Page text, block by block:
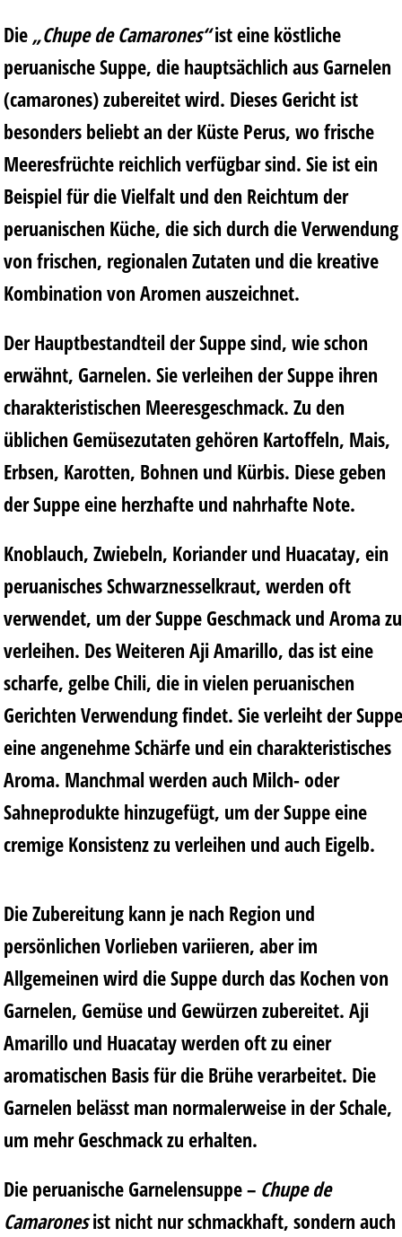
Die „Chupe de Camarones“ist eine köstliche
peruanische Suppe, die hauptsächlich aus Garnelen
(camarones) zubereitet wird. Dieses Gericht ist
besonders beliebt an der Küste Perus, wo frische
Meeresfrüchte reichlich verfügbar sind. Sie ist ein
Beispiel für die Vielfalt und den Reichtum der
peruanischen Küche, die sich durch die Verwendung
von frischen, regionalen Zutaten und die kreative
Kombination von Aromen auszeichnet.
Der Hauptbestandteil der Suppe sind, wie schon
erwähnt, Garnelen. Sie verleihen der Suppe ihren
charakteristischen Meeresgeschmack. Zu den
üblichen Gemüsezutaten gehören Kartoffeln, Mais,
Erbsen, Karotten, Bohnen und Kürbis. Diese geben
der Suppe eine herzhafte und nahrhafte Note.
Knoblauch, Zwiebeln, Koriander und Huacatay, ein
peruanisches Schwarznesselkraut, werden oft
verwendet, um der Suppe Geschmack und Aroma zu
verleihen. Des Weiteren Aji Amarillo, das ist eine
scharfe, gelbe Chili, die in vielen peruanischen
Gerichten Verwendung findet. Sie verleiht der Suppe
eine angenehme Schärfe und ein charakteristisches
Aroma. Manchmal werden auch Milch- oder
Sahneprodukte hinzugefügt, um der Suppe eine
cremige Konsistenz zu verleihen und auch Eigelb.
Die Zubereitung kann je nach Region und
persönlichen Vorlieben variieren, aber im
Allgemeinen wird die Suppe durch das Kochen von
Garnelen, Gemüse und Gewürzen zubereitet. Aji
Amarillo und Huacatay werden oft zu einer
aromatischen Basis für die Brühe verarbeitet. Die
Garnelen belässt man normalerweise in der Schale,
um mehr Geschmack zu erhalten.
Die peruanische Garnelensuppe – Chupe de
Camaronesist nicht nur schmackhaft, sondern auch